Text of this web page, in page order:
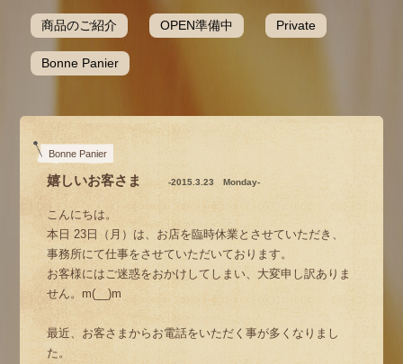
商品のご紹介 OPEN準備中 Private
Bonne Panier
Bonne Panier
嬉しいお客さま -2015.3.23 Monday-
こんにちは。
本日 23日（月）は、お店を臨時休業とさせていただき、
事務所にて仕事をさせていただいております。
お客様にはご迷惑をおかけしてしまい、大変申し訳ありま
せん。m(__)m
最近、お客さまからお電話をいただく事が多くなりまし
た。